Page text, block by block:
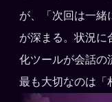
が、「次回は一緒
が深まる。状況に
化ツールが会話の
最も大切なのは「